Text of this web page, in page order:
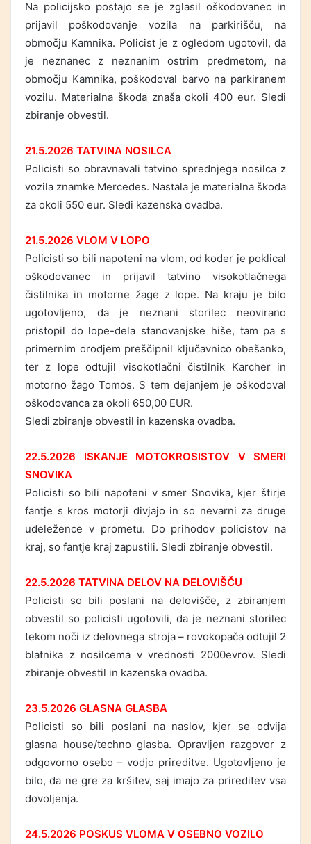
Na policijsko postajo se je zglasil oškodovanec in
prijavil poškodovanje vozila na parkirišču, na
območju Kamnika. Policist je z ogledom ugotovil, da
je neznanec z neznanim ostrim predmetom, na
območju Kamnika, poškodoval barvo na parkiranem
vozilu. Materialna škoda znaša okoli 400 eur. Sledi
zbiranje obvestil.
21.5.2026 TATVINA NOSILCA
Policisti so obravnavali tatvino sprednjega nosilca z
vozila znamke Mercedes. Nastala je materialna škoda
za okoli 550 eur. Sledi kazenska ovadba.
21.5.2026 VLOM V LOPO
Policisti so bili napoteni na vlom, od koder je poklical
oškodovanec in prijavil tatvino visokotlačnega
čistilnika in motorne žage z lope. Na kraju je bilo
ugotovljeno, da je neznani storilec neovirano
pristopil do lope-dela stanovanjske hiše, tam pa s
primernim orodjem preščipnil ključavnico obešanko,
ter z lope odtujil visokotlačni čistilnik Karcher in
motorno žago Tomos. S tem dejanjem je oškodoval
oškodovanca za okoli 650,00 EUR.
Sledi zbiranje obvestil in kazenska ovadba.
22.5.2026 ISKANJE MOTOKROSISTOV V SMERI
SNOVIKA
Policisti so bili napoteni v smer Snovika, kjer štirje
fantje s kros motorji divjajo in so nevarni za druge
udeležence v prometu. Do prihodov policistov na
kraj, so fantje kraj zapustili. Sledi zbiranje obvestil.
22.5.2026 TATVINA DELOV NA DELOVIŠČU
Policisti so bili poslani na delovišče, z zbiranjem
obvestil so policisti ugotovili, da je neznani storilec
tekom noči iz delovnega stroja – rovokopača odtujil 2
blatnika z nosilcema v vrednosti 2000evrov. Sledi
zbiranje obvestil in kazenska ovadba.
23.5.2026 GLASNA GLASBA
Policisti so bili poslani na naslov, kjer se odvija
glasna house/techno glasba. Opravljen razgovor z
odgovorno osebo – vodjo prireditve. Ugotovljeno je
bilo, da ne gre za kršitev, saj imajo za prireditev vsa
dovoljenja.
24.5.2026 POSKUS VLOMA V OSEBNO VOZILO